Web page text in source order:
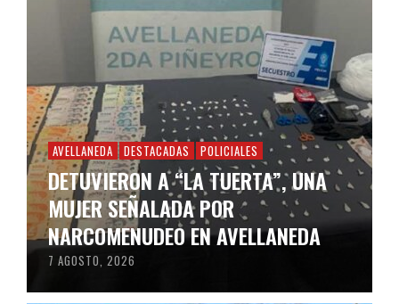
AVELLANEDA DESTACADAS POLICIALES
DETUVIERON A “LA TUERTA”, UNA
MUJER SEÑALADA POR
NARCOMENUDEO EN AVELLANEDA
7 AGOSTO, 2026